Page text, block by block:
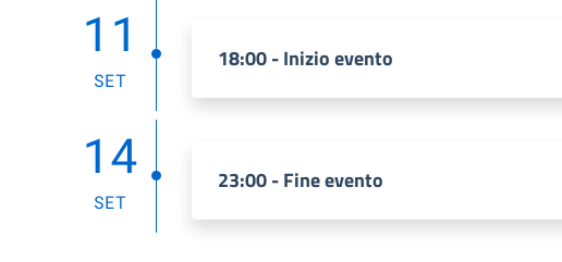
11
SET
18:00 - Inizio evento
14
SET
23:00 - Fine evento